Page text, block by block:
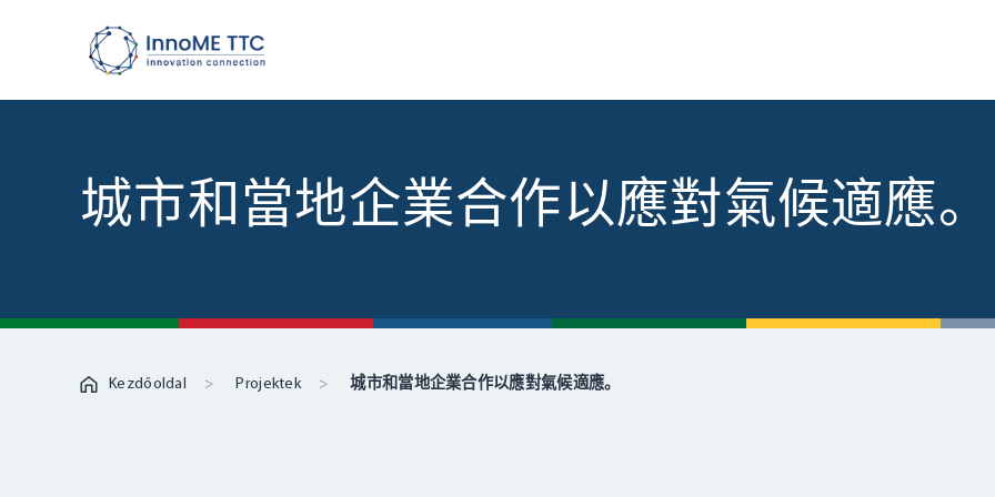
城市和當地企業合作以應對氣候適應。
Kezdőoldal Projektek 城市和當地企業合作以應對氣候適應。